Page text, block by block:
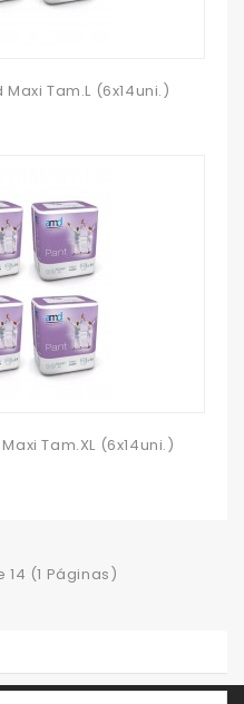
Tam.L (6x14uni.)
Tam.XL (6x14uni.)
14 (1 Páginas)